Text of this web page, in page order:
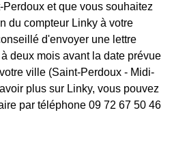
et que vous souhaitez
du compteur Linky à votre
d'envoyer une lettre
deux mois avant la date prévue
ville (Saint-Perdoux - Midi-
plus sur Linky, vous pouvez
par téléphone 09 72 67 50 46